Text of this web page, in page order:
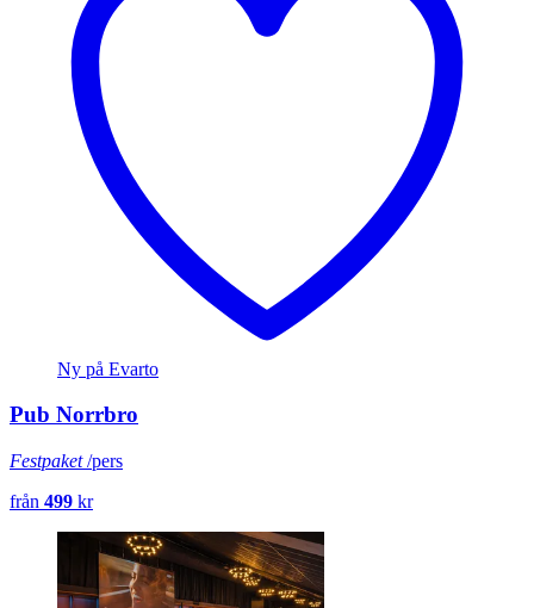
Ny på Evarto
Pub Norrbro
Festpaket/pers
från 499 kr